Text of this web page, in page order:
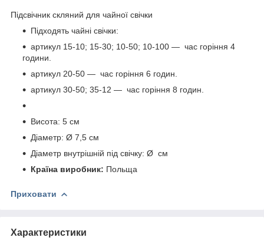
Підсвічник скляний для чайної свічки
Підходять чайні свічки:
артикул 15-10; 15-30; 10-50; 10-100 ― час горіння 4
години.
артикул 20-50 ― час горіння 6 годин.
артикул 30-50; 35-12 ― час горіння 8 годин.
Висота: 5 см
Діаметр: Ø 7,5 см
Діаметр внутрішній під свічку: Ø см
Країна виробник: Польща
Приховати
Характеристики